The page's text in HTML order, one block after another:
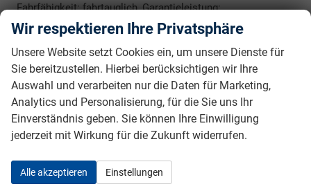
Fahrfähigkeit: fahrtauglich, Garantieleistung:
Fahrzeuggarantie vom Hersteller, Nichtraucher-Fahrzeug,
Zustand: unfallfrei, Fahrzeugnr.: 40591
Rückrufbitte absenden
PDF-Datei, Fahrzeugexposé drucken
Drucken, parken oder vergleichen
Hyundai i30 KombiStyle LAGERND KURZFRISTIG
LIEFERBAR ca. 3-4 WOCHEN
Wir respektieren Ihre Privatsphäre
Unsere Website setzt Cookies ein, um unsere Dienste für
Sie bereitzustellen. Hierbei berücksichtigen wir Ihre
Auswahl und verarbeiten nur die Daten für Marketing,
Analytics und Personalisierung, für die Sie uns Ihr
Einverständnis geben. Sie können Ihre Einwilligung
jederzeit mit Wirkung für die Zukunft widerrufen.
Alle akzeptieren Einstellungen